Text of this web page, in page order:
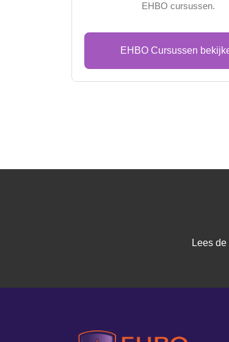
EHBO cursussen.
EHBO Cursussen
Lees